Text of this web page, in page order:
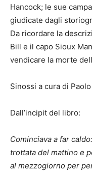
Hancock; le sue
giudicate dagli
Da ricordare la
Bill e il capo Sioux
vendicare la morte
Sinossi a cura di
Dall’incipit del libro:
Cominciava a far
trottata del mattino e
al mezzogiorno per